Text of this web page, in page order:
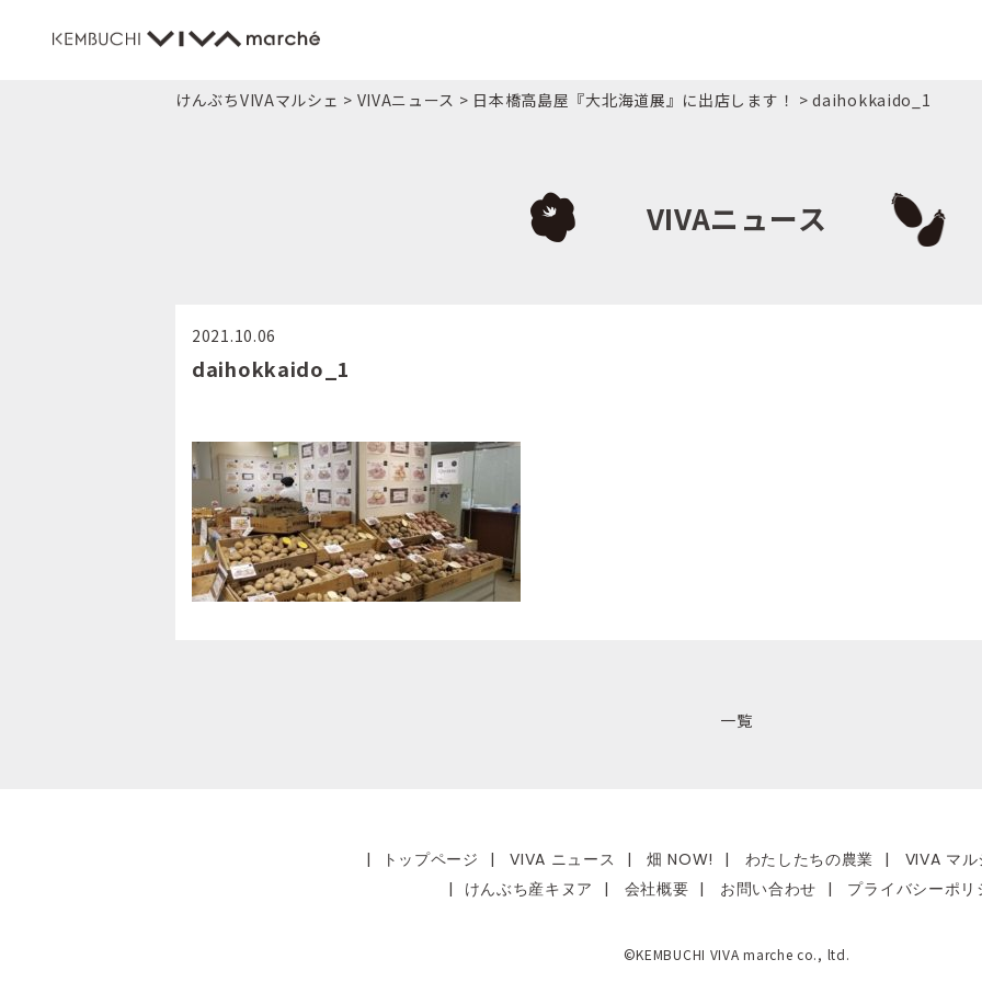
けんぶちVIVAマルシェ > VIVAニュース > 日本橋高島屋『大北海道展』に出店します！ >daihokkaido_1
VIVAニュース
2021.10.06
daihokkaido_1
一覧
| トップページ | VIVA ニュース | 畑 NOW! | わたしたちの農業 | VIVA マ
|
けんぶち産キヌア | 会社概要 | お問い合わせ | プライバシーポリ
©KEMBUCHI VIVA marche co., ltd.